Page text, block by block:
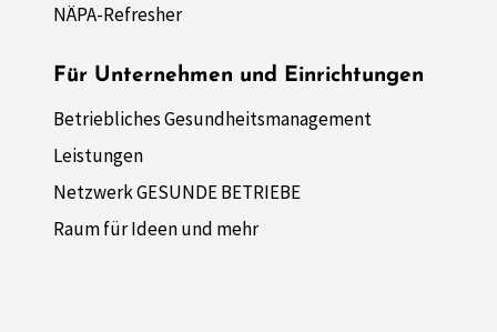
NÄPA-Refresher
Für Unternehmen und Einrichtungen
Betriebliches Gesundheitsmanagement
Leistungen
Netzwerk GESUNDE BETRIEBE
Raum für Ideen und mehr